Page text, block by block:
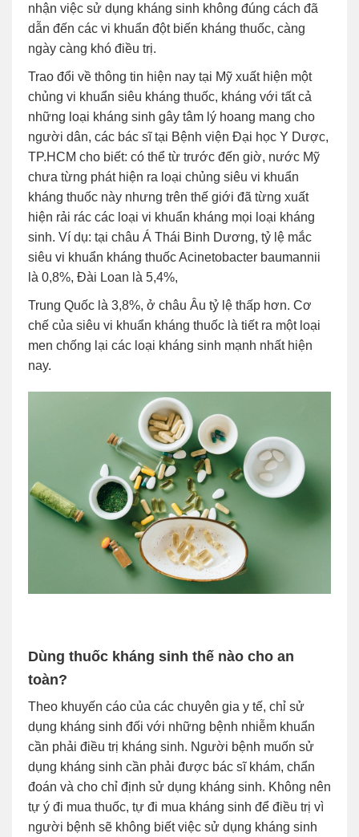
nhận việc sử dụng kháng sinh không đúng cách đã
dẫn đến các vi khuẩn đột biến kháng thuốc, càng
ngày càng khó điều trị.
Trao đổi về thông tin hiện nay tại Mỹ xuất hiện một
chủng vi khuẩn siêu kháng thuốc, kháng với tất cả
những loại kháng sinh gây tâm lý hoang mang cho
người dân, các bác sĩ tại Bệnh viện Đại học Y Dược,
TP.HCM cho biết: có thể từ trước đến giờ, nước Mỹ
chưa từng phát hiện ra loại chủng siêu vi khuẩn
kháng thuốc này nhưng trên thế giới đã từng xuất
hiện rải rác các loại vi khuẩn kháng mọi loại kháng
sinh. Ví dụ: tại châu Á Thái Binh Dương, tỷ lệ mắc
siêu vi khuẩn kháng thuốc Acinetobacter baumannii
là 0,8%, Đài Loan là 5,4%,
Trung Quốc là 3,8%, ở châu Âu tỷ lệ thấp hơn. Cơ
chế của siêu vi khuẩn kháng thuốc là tiết ra một loại
men chống lại các loại kháng sinh mạnh nhất hiện
nay.
Dùng thuốc kháng sinh thế nào cho an
toàn?
Theo khuyến cáo của các chuyên gia y tế, chỉ sử
dụng kháng sinh đối với những bệnh nhiễm khuẩn
cần phải điều trị kháng sinh. Người bệnh muốn sử
dụng kháng sinh cần phải được bác sĩ khám, chẩn
đoán và cho chỉ định sử dụng kháng sinh. Không nên
tự ý đi mua thuốc, tự đi mua kháng sinh để điều trị vì
người bệnh sẽ không biết việc sử dụng kháng sinh